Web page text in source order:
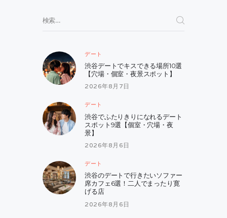
索:
デート
渋谷デートでキスできる場所10選
【穴場・個室・夜景スポット】
2026年8月7日
デート
渋谷でふたりきりになれるデート
スポット9選【個室・穴場・夜
景】
2026年8月6日
デート
渋谷のデートで行きたいソファー
席カフェ6選！二人でまったり寛
げる店
2026年8月6日